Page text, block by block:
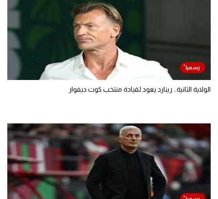
الولاية الثانية.. رينارد يعود لقيادة منتخب كوت ديفوار